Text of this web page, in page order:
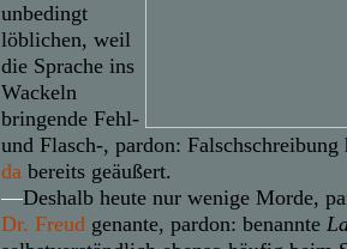
unbedingt
löblichen, weil
die Sprache ins
Wackeln
bringende Fehl-
und Flasch-, pardon:
da bereits geäußert.
—Deshalb heute nur wenige Morde,
Dr. Freud genante, pardon: benannte